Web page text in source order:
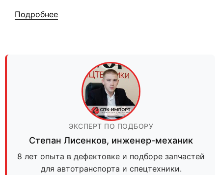
Подробнее
ЭКСПЕРТ ПО ПОДБОРУ
Степан Лисенков, инженер-механик
8 лет опыта в дефектовке и подборе запчастей
для автотранспорта и спецтехники.